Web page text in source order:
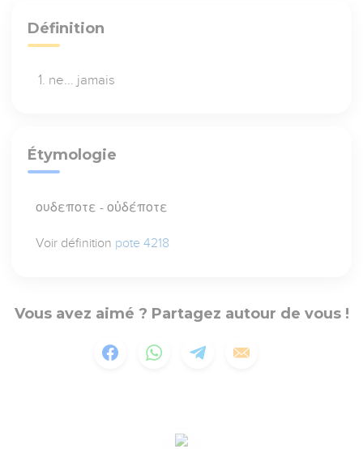
Définition
ne... jamais
Étymologie
ουδεποτε - οὐδέποτε
Voir définition pote 4218
Vous avez aimé ? Partagez autour de vous !